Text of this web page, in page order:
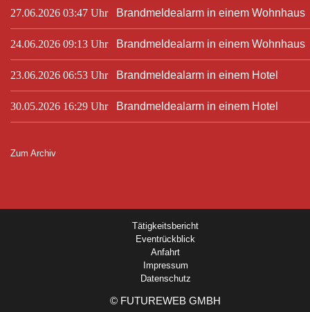
27.06.2026 03:47 Uhr Brandmeldealarm in einem Wohnhaus
24.06.2026 09:13 Uhr Brandmeldealarm in einem Wohnhaus
23.06.2026 06:53 Uhr Brandmeldealarm in einem Hotel
30.05.2026 16:29 Uhr Brandmeldealarm in einem Hotel
Zum Archiv
Tätigkeitsbericht
Eventrückblick
Anfahrt
Impressum
Datenschutz
© FUTUREWEB GMBH